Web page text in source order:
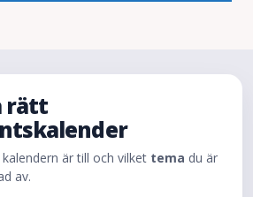
rätt
kalendern är till och vilket tema du är
av.